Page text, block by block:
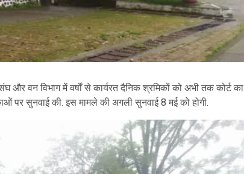
और वन विभाग में वर्षों से कार्यरत दैनिक श्रमिकों को अभी तक कोर्ट का
पर सुनवाई की. इस मामले की अगली सुनवाई 8 मई को होगी.